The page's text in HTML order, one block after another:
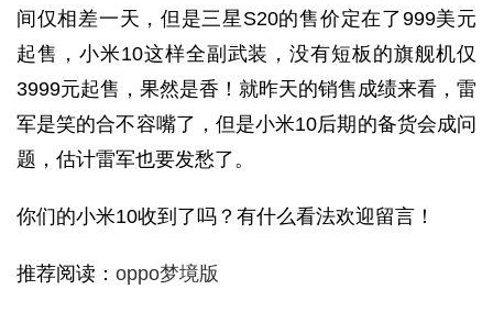
间仅相差一天，但是三星S20的售价定在了999美元
起售，小米10这样全副武装，没有短板的旗舰机仅
3999元起售，果然是香！就昨天的销售成绩来看，雷
军是笑的合不容嘴了，但是小米10后期的备货会成问
题，估计雷军也要发愁了。
你们的小米10收到了吗？有什么看法欢迎留言！
推荐阅读： oppo梦境版